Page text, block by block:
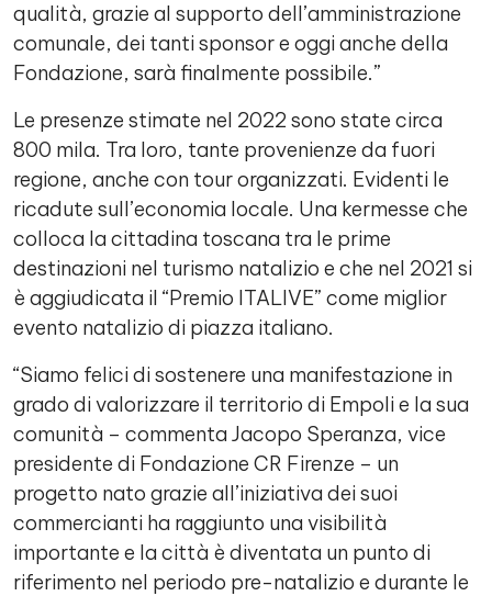
qualità, grazie al supporto dell’amministrazione
comunale, dei tanti sponsor e oggi anche della
Fondazione, sarà finalmente possibile.”
Le presenze stimate nel 2022 sono state circa
800 mila. Tra loro, tante provenienze da fuori
regione, anche con tour organizzati. Evidenti le
ricadute sull’economia locale. Una kermesse che
colloca la cittadina toscana tra le prime
destinazioni nel turismo natalizio e che nel 2021 si
è aggiudicata il “Premio ITALIVE” come miglior
evento natalizio di piazza italiano.
“Siamo felici di sostenere una manifestazione in
grado di valorizzare il territorio di Empoli e la sua
comunità – commenta Jacopo Speranza, vice
presidente di Fondazione CR Firenze – un
progetto nato grazie all’iniziativa dei suoi
commercianti ha raggiunto una visibilità
importante e la città è diventata un punto di
riferimento nel periodo pre-natalizio e durante le